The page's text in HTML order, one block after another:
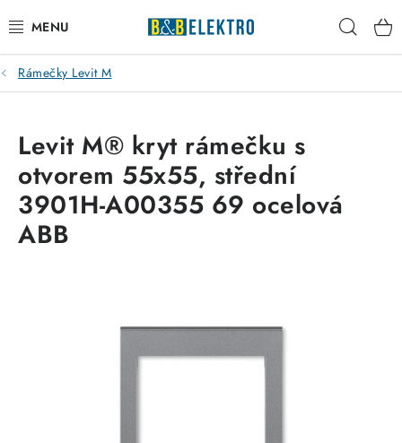
na
obsah
Reklamace / Vrácení zboží
Kontakty
VYTÁPĚNÍ
Rámečky Levit M
Levit M® kryt rámečku s
otvorem 55x55, střední
3901H-A00355 69 ocelová
ABB